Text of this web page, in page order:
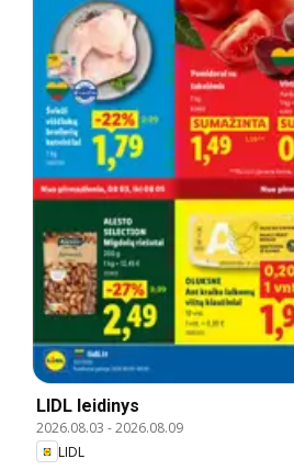
LIDL leidinys
2026.08.03 -2026.08.09
LIDL